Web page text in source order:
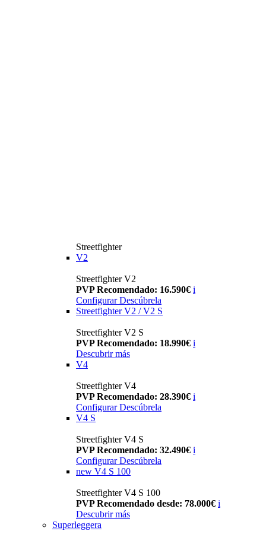
Streetfighter
V2
Streetfighter V2
PVP Recomendado: 16.590€ i
Configurar Descúbrela
Streetfighter V2 / V2 S
Streetfighter V2 S
PVP Recomendado: 18.990€ i
Descubrir más
V4
Streetfighter V4
PVP Recomendado: 28.390€ i
Configurar Descúbrela
V4 S
Streetfighter V4 S
PVP Recomendado: 32.490€ i
Configurar Descúbrela
new V4 S 100
Streetfighter V4 S 100
PVP Recomendado desde: 78.000€ i
Descubrir más
Superleggera